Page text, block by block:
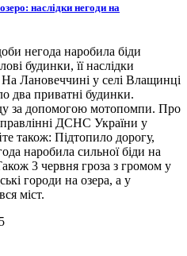
наслідки негоди на
негода наробила біди
будинки, її наслідки
Лановеччині у селі Влащинці
два приватні будинки.
за допомогою мотопомпи. Про
ДСНС України у
також: Підтопило дорогу,
наробила сильної біди на
3 червня гроза з громом у
городи на озера, а у
міст.